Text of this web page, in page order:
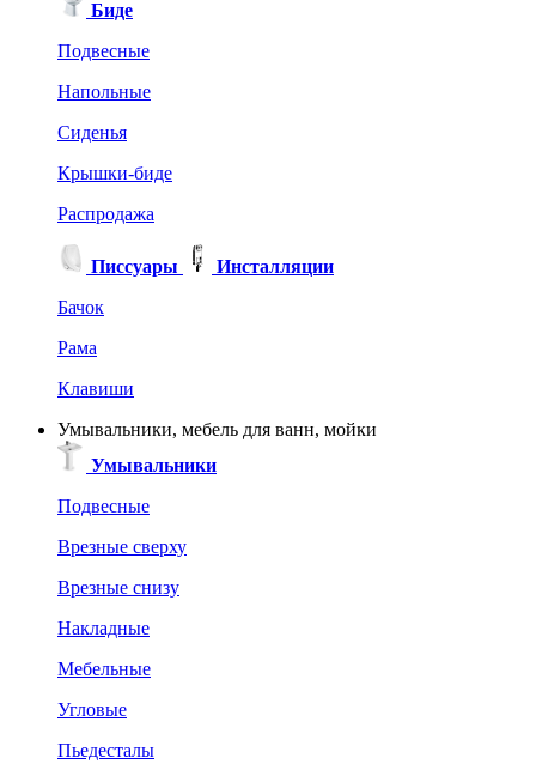
Биде
Подвесные
Напольные
Сиденья
Крышки-биде
Распродажа
Писсуары
Инсталляции
Бачок
Рама
Клавиши
Умывальники, мебель для ванн, мойки
Умывальники
Подвесные
Врезные сверху
Врезные снизу
Накладные
Мебельные
Угловые
Пьедесталы